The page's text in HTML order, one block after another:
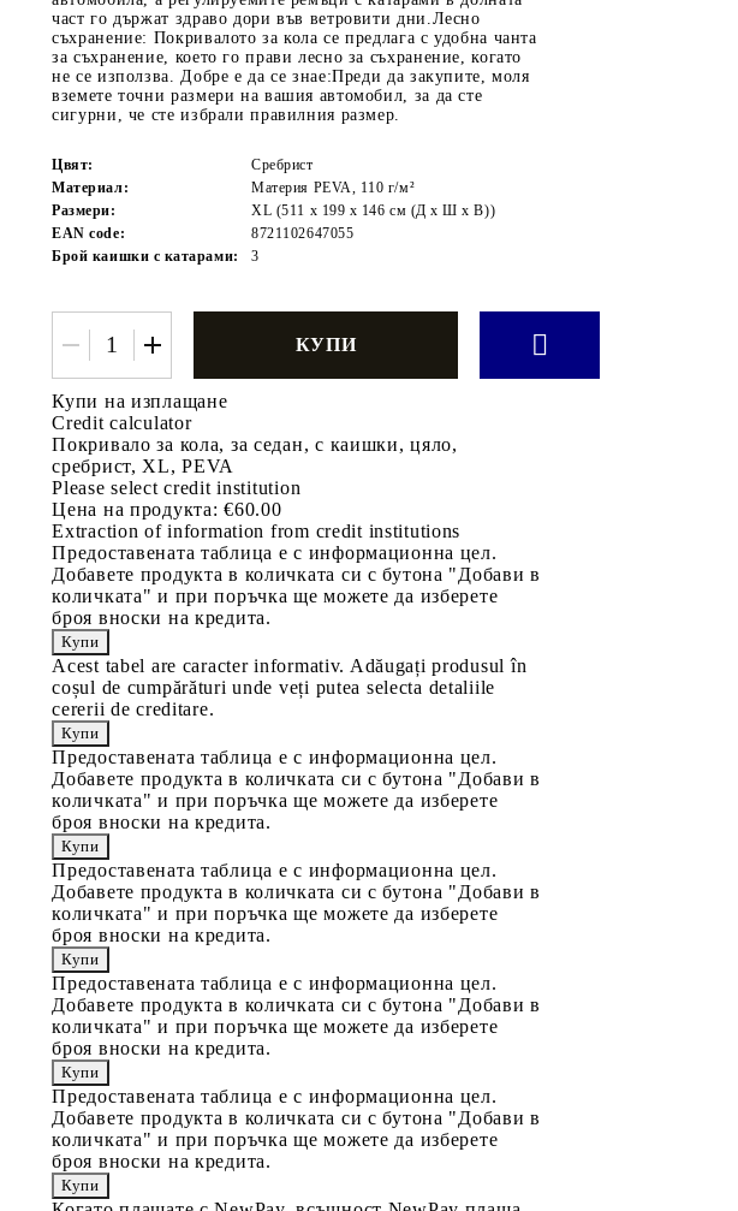
част го държат здраво дори във ветровити дни.Лесно
съхранение: Покривалото за кола се предлага с удобна чанта
за съхранение, което го прави лесно за съхранение, когато
не се използва. Добре е да се знае:Преди да закупите, моля
вземете точни размери на вашия автомобил, за да сте
сигурни, че сте избрали правилния размер.
Цвят:
Сребрист
Материал:
Материя PEVA, 110 г/м²
Размери:
XL (511 x 199 x 146 см (Д x Ш x В))
EAN code:
8721102647055
Брой каишки с катарами:
3
Купи на изплащане
Credit calculator
Покривало за кола, за седан, с каишки, цяло,
сребрист, XL, PEVA
Please select credit institution
Цена на продукта: €60.00
Extraction of information from credit institutions
Предоставената таблица е с информационна цел.
Добавете продукта в количката си с бутона "Добави в
количката" и при поръчка ще можете да изберете
броя вноски на кредита.
Acest tabel are caracter informativ. Adăugați produsul în
coșul de cumpărături unde veți putea selecta detaliile
cererii de creditare.
Предоставената таблица е с информационна цел.
Добавете продукта в количката си с бутона "Добави в
количката" и при поръчка ще можете да изберете
броя вноски на кредита.
Предоставената таблица е с информационна цел.
Добавете продукта в количката си с бутона "Добави в
количката" и при поръчка ще можете да изберете
броя вноски на кредита.
Предоставената таблица е с информационна цел.
Добавете продукта в количката си с бутона "Добави в
количката" и при поръчка ще можете да изберете
броя вноски на кредита.
Предоставената таблица е с информационна цел.
Добавете продукта в количката си с бутона "Добави в
количката" и при поръчка ще можете да изберете
броя вноски на кредита.